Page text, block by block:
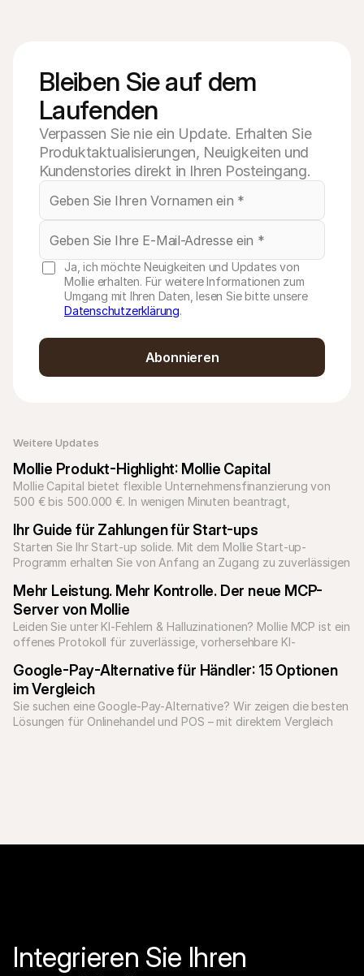
Weitere Updates
Mollie Produkt-Highlight: Mollie Capital
Mollie Capital bietet flexible Unternehmensfinanzierung von
500 € bis 500.000 €. In wenigen Minuten beantragt,
Ihr Guide für Zahlungen für Start-ups
Starten Sie Ihr Start-up solide. Mit dem Mollie Start-up-
Programm erhalten Sie von Anfang an Zugang zu zuverlässigen
Mehr Leistung. Mehr Kontrolle. Der neue MCP-
Server von Mollie
Leiden Sie unter KI-Fehlern & Halluzinationen? Mollie MCP ist ein
offenes Protokoll für zuverlässige, vorhersehbare KI-
Google-Pay-Alternative für Händler: 15 Optionen
im Vergleich
Sie suchen eine Google-Pay-Alternative? Wir zeigen die besten
Lösungen für Onlinehandel und POS – mit direktem Vergleich
Bleiben Sie auf dem
Laufenden
Verpassen Sie nie ein Update. Erhalten Sie
Produktaktualisierungen, Neuigkeiten und
Kundenstories direkt in Ihren Posteingang.
Ja, ich möchte Neuigkeiten und Updates von
Mollie erhalten. Für weitere Informationen zum
Umgang mit Ihren Daten, lesen Sie bitte unsere
Datenschutzerklärung.
Abonnieren
Integrieren Sie Ihren